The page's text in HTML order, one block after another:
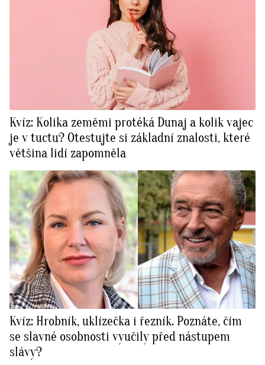
Kvíz: Kolika zeměmi protéká Dunaj a kolik vajec
je v tuctu? Otestujte si základní znalosti, které
většina lidí zapomněla
Kvíz: Hrobník, uklízečka i řezník. Poznáte, čím
se slavné osobnosti vyučily před nástupem
slávy?